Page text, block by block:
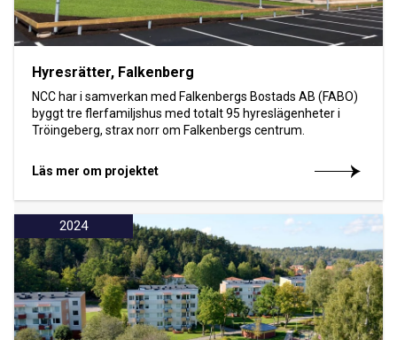
Hyresrätter, Falkenberg
NCC har i samverkan med Falkenbergs Bostads AB (FABO)
byggt tre flerfamiljshus med totalt 95 hyreslägenheter i
Tröingeberg, strax norr om Falkenbergs centrum.
Läs mer om projektet
2024